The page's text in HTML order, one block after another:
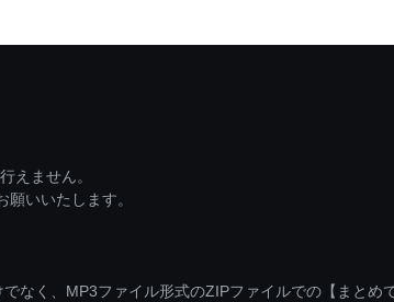
えません。
いいたします。
く、MP3ファイル形式のZIPファイルでの【まとめ